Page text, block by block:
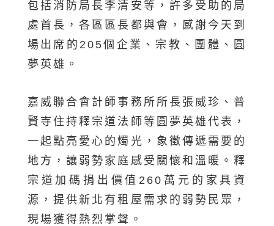
包括消防局長李清安等，許多受助的局
處首長，各區區長都與會，感謝今天到
場出席的205個企業、宗教、團體、圓
夢英雄。
嘉威聯合會計師事務所所長張威珍、普
賢寺住持釋宗道法師等圓夢英雄代表，
一起點亮愛心的燭光，象徵傳遞需要的
地方，讓弱勢家庭感受關懷和溫暖。釋
宗道加碼捐出價值260萬元的家具資
源，提供新北有租屋需求的弱勢民眾，
現場獲得熱烈掌聲。